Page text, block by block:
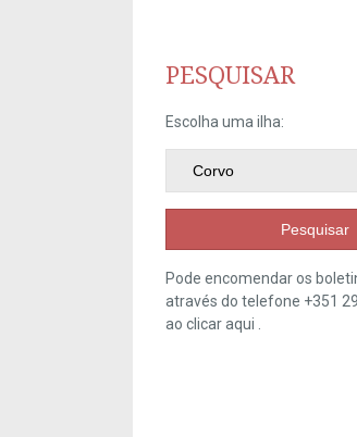
PESQUISAR
Escolha uma ilha:
Pesquisar
Pode encomendar os
através do telefone +351
ao clicaraqui